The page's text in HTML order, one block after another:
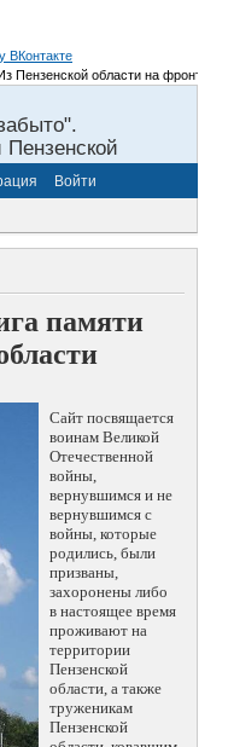
Пензенской области на фронты
Пензенской
Войти
памяти
Сайт посвящается
воинам Великой
Отечественной
войны,
вернувшимся и не
вернувшимся с
войны, которые
родились, были
призваны,
захоронены либо
в настоящее время
проживают на
территории
Пензенской
области, а также
труженикам
Пензенской